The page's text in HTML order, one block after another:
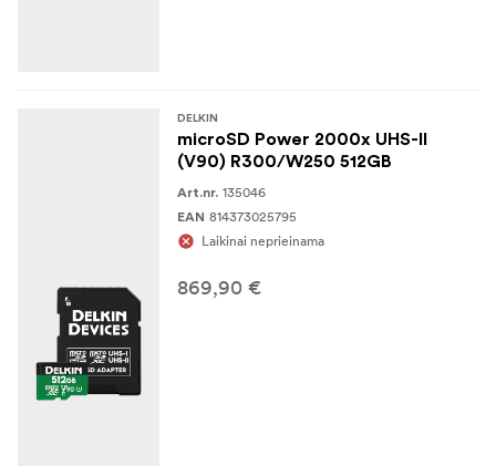
DELKIN
microSD Power 2000x UHS-II
(V90) R300/W250 512GB
Art.nr. 135046
EAN 814373025795
Laikinai neprieinama
869,90 €